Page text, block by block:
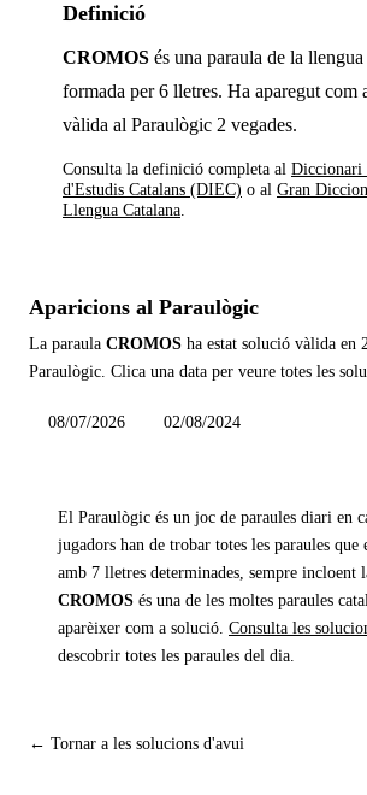
Definició
CROMOS és una paraula de la llengua
formada per 6 lletres. Ha aparegut com
vàlida al Paraulògic 2 vegades.
Consulta la definició completa al Diccionari
d'Estudis Catalans (DIEC) o al Gran
Llengua Catalana
Aparicions al Paraulògic
La paraula CROMOS ha estat solució vàlida en
Paraulògic. Clica una data per veure totes les
08/07/2026 02/08/2024
El Paraulògic és un joc de paraules diari en
jugadors han de trobar totes les paraules que
amb 7 lletres determinades, sempre incloent
CROMOS és una de les moltes paraules
aparèixer com a solució. Consulta les
descobrir totes les paraules del dia.
← Tornar a les solucions d'avui